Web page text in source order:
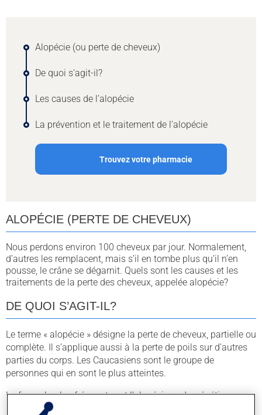
Alopécie (ou perte de cheveux)
De quoi s’agit-il?
Les causes de l’alopécie
La prévention et le traitement de l’alopécie
Trouvez votre pharmacie
ALOPÉCIE (PERTE DE CHEVEUX)
Nous perdons environ 100 cheveux par jour. Normalement,
d’autres les remplacent, mais s’il en tombe plus qu’il n’en
pousse, le crâne se dégarnit. Quels sont les causes et les
traitements de la perte des cheveux, appelée alopécie?
DE QUOI S’AGIT-IL?
Le terme « alopécie » désigne la perte de cheveux, partielle ou
complète. Il s’applique aussi à la perte de poils sur d’autres
parties du corps. Les Caucasiens sont le groupe de
personnes qui en sont le plus atteintes.
La forme la plus fréquente est l’alopécie androgénétique,
aussi appelée « calvitie masculine ». Elle est principalement